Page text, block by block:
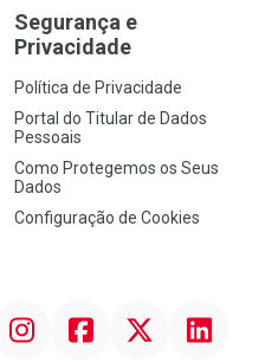
Segurança e
Privacidade
Política de Privacidade
Portal do Titular de Dados
Pessoais
Como Protegemos os Seus
Dados
Configuração de Cookies
InstagramFacebookTwitter Linkedin